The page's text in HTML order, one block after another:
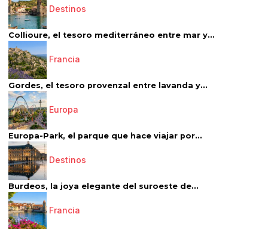
Destinos
Collioure, el tesoro mediterráneo entre mar y...
Francia
Gordes, el tesoro provenzal entre lavanda y...
Europa
Europa-Park, el parque que hace viajar por...
Destinos
Burdeos, la joya elegante del suroeste de...
Francia